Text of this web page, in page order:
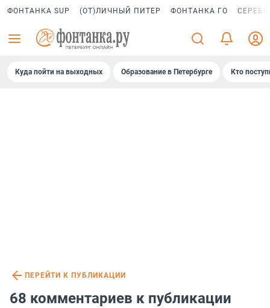
ФОНТАНКА SUP (ОТ)ЛИЧНЫЙ ПИТЕР ФОНТАНКА ГО
Куда пойти на выходных Образование в Петербурге Кто
ПЕРЕЙТИ К ПУБЛИКАЦИИ
68 комментариев к публикации